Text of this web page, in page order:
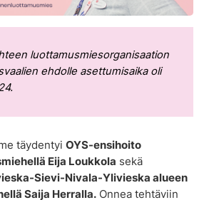
luottamusmiesorganisaation
ehdolle asettumisaika oli
täydentyi OYS-ensihoito
Eija Loukkola sekä
Sievi-Nivala-Ylivieska alueen
Saija Herralla.Onnea tehtäviin